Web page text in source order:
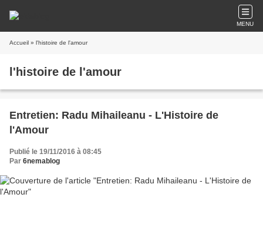
MENU
Accueil » l'histoire de l'amour
l'histoire de l'amour
Entretien: Radu Mihaileanu - L'Histoire de
l'Amour
Publié le 19/11/2016 à 08:45
Par 6nemablog